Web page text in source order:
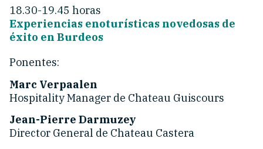
18.30-19.45 horas
Experiencias enoturísticas novedosas de
éxito en Burdeos
Ponentes:
Marc Verpaalen
Hospitality Manager de Chateau Guiscours
Jean-Pierre Darmuzey
Director General de Chateau Castera